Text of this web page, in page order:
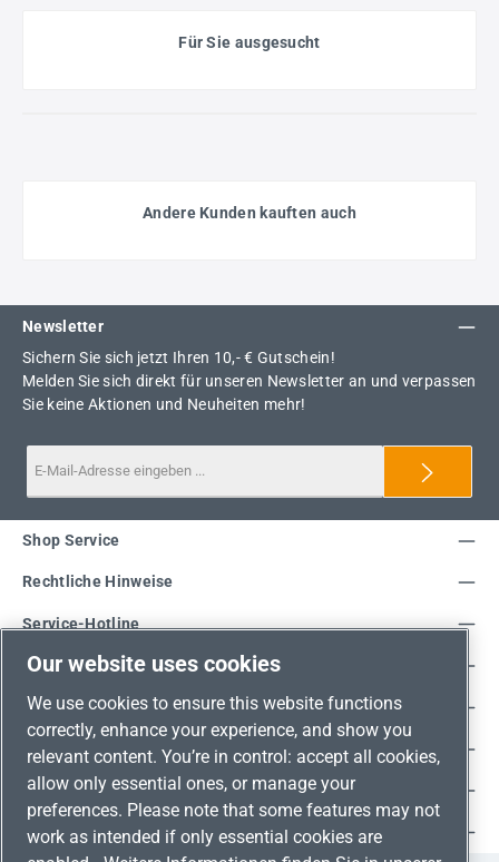
Für Sie ausgesucht
Andere Kunden kauften auch
Newsletter
Sichern Sie sich jetzt Ihren 10,- € Gutschein!
Melden Sie sich direkt für unseren Newsletter an und verpassen
Sie keine Aktionen und Neuheiten mehr!
Service-Hotline
Shop Service
Rechtliche Hinweise
Unsere Vorteile
Versandarten
Zahlungsarten
Adresse
Umweltschutz & Partnerschaft
Our website uses cookies
We use cookies to ensure this website functions
correctly, enhance your experience, and show you
relevant content. You’re in control: accept all cookies,
allow only essential ones, or manage your
preferences. Please note that some features may not
work as intended if only essential cookies are